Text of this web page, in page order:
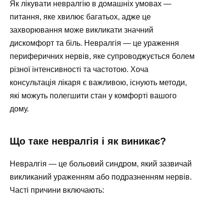
Як лікувати невралгію в домашніх умовах —
питання, яке хвилює багатьох, адже це
захворювання може викликати значний
дискомфорт та біль. Невралгія — це ураження
периферичних нервів, яке супроводжується болем
різної інтенсивності та частотою. Хоча
консультація лікаря є важливою, існують методи,
які можуть полегшити стан у комфорті вашого
дому.
Що таке невралгія і як виникає?
Невралгія — це больовий синдром, який зазвичай
викликаний ураженням або подразненням нервів.
Часті причини включають: